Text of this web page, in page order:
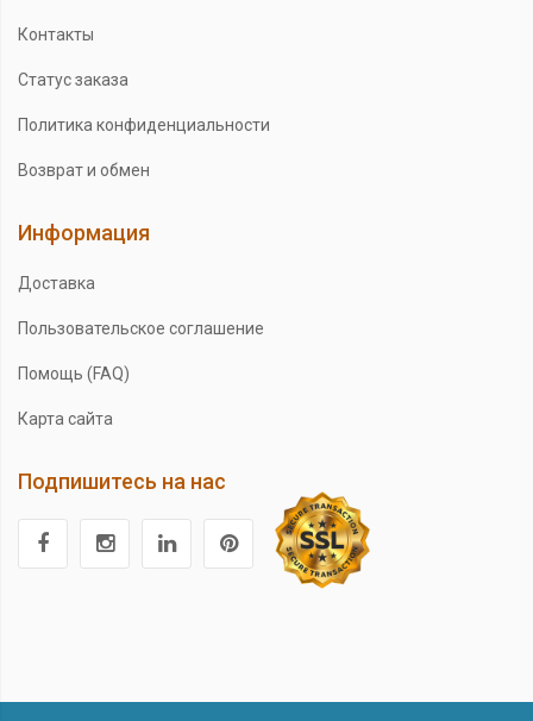
Контакты
Статус заказа
Политика конфиденциальности
Возврат и обмен
Информация
Доставка
Пользовательское соглашение
Помощь (FAQ)
Карта сайта
Подпишитесь на нас